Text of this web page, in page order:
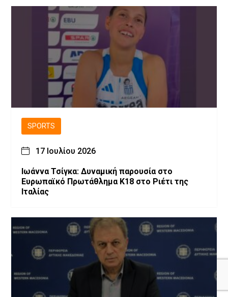
SPORTS
17 Ιουλίου 2026
Ιωάννα Τσίγκα: Δυναμική παρουσία στο
Ευρωπαϊκό Πρωτάθλημα Κ18 στο Ριέτι της
Ιταλίας